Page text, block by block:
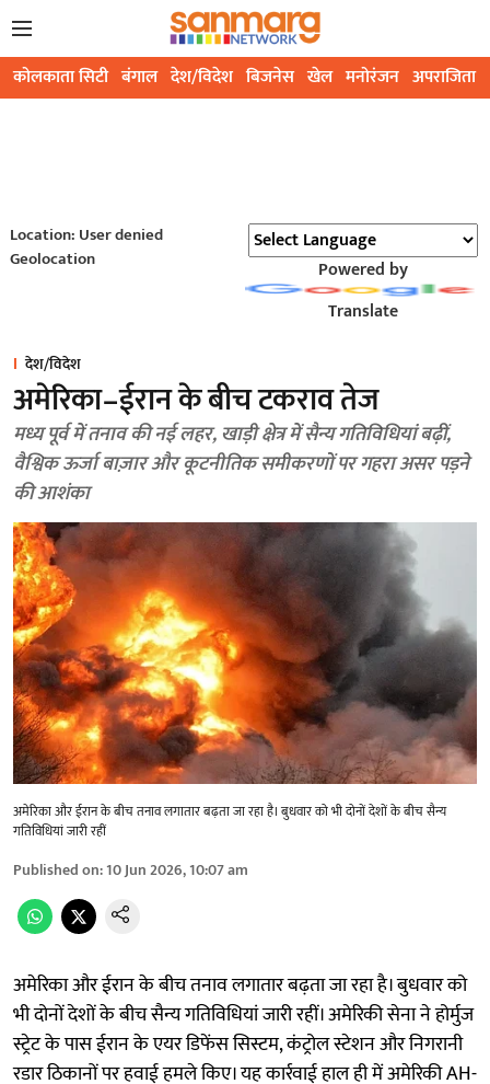
कोलकाता सिटी बंगाल देश/विदेश बिजनेस खेल मनोरंजन अपराजिता
Location: User denied
Geolocation
Powered by
Translate
देश/विदेश
अमेरिका–ईरान के बीच टकराव तेज
मध्य पूर्व में तनाव की नई लहर, खाड़ी क्षेत्र में सैन्य गतिविधियां बढ़ीं,
वैश्विक ऊर्जा बाज़ार और कूटनीतिक समीकरणों पर गहरा असर पड़ने
की आशंका
अमेरिका और ईरान के बीच तनाव लगातार बढ़ता जा रहा है। बुधवार को भी दोनों देशों के बीच सैन्य
गतिविधियां जारी रहीं
Published on:10 Jun 2026, 10:07 am
अमेरिका और ईरान के बीच तनाव लगातार बढ़ता जा रहा है। बुधवार को
भी दोनों देशों के बीच सैन्य गतिविधियां जारी रहीं। अमेरिकी सेना ने होर्मुज
स्ट्रेट के पास ईरान के एयर डिफेंस सिस्टम, कंट्रोल स्टेशन और निगरानी
रडार ठिकानों पर हवाई हमले किए। यह कार्रवाई हाल ही में अमेरिकी AH-